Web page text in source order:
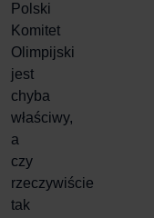
Polski
Komitet
Olimpijski
jest
chyba
właściwy,
a
czy
rzeczywiście
tak